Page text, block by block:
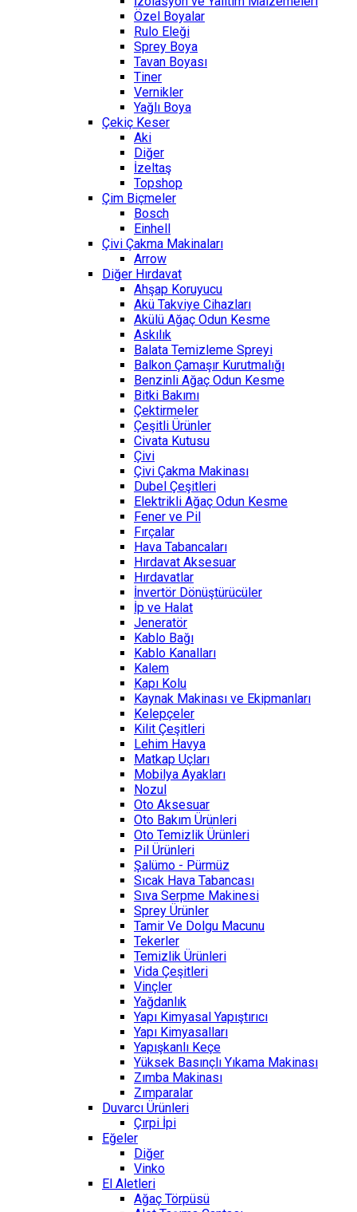
Özel Boyalar
Rulo Eleği
Sprey Boya
Tavan Boyası
Tiner
Vernikler
Yağlı Boya
Çekiç Keser
Aki
Diğer
İzeltaş
Topshop
Çim Biçmeler
Bosch
Einhell
Çivi Çakma Makinaları
Arrow
Diğer Hırdavat
Ahşap Koruyucu
Akü Takviye Cihazları
Akülü Ağaç Odun Kesme
Askılık
Balata Temizleme Spreyi
Balkon Çamaşır Kurutmalığı
Benzinli Ağaç Odun Kesme
Bitki Bakımı
Çektirmeler
Çeşitli Ürünler
Civata Kutusu
Çivi
Çivi Çakma Makinası
Dubel Çeşitleri
Elektrikli Ağaç Odun Kesme
Fener ve Pil
Fırçalar
Hava Tabancaları
Hırdavat Aksesuar
Hırdavatlar
İnvertör Dönüştürücüler
İp ve Halat
Jeneratör
Kablo Bağı
Kablo Kanalları
Kalem
Kapı Kolu
Kaynak Makinası ve Ekipmanları
Kelepçeler
Kilit Çeşitleri
Lehim Havya
Matkap Uçları
Mobilya Ayakları
Nozul
Oto Aksesuar
Oto Bakım Ürünleri
Oto Temizlik Ürünleri
Pil Ürünleri
Şalümo - Pürmüz
Sıcak Hava Tabancası
Sıva Serpme Makinesi
Sprey Ürünler
Tamir Ve Dolgu Macunu
Tekerler
Temizlik Ürünleri
Vida Çeşitleri
Vinçler
Yağdanlık
Yapı Kimyasal Yapıştırıcı
Yapı Kimyasalları
Yapışkanlı Keçe
Yüksek Basınçlı Yıkama Makinası
Zımba Makinası
Zımparalar
Duvarcı Ürünleri
Çırpi İpi
Eğeler
Diğer
Vinko
El Aletleri
Ağaç Törpüsü